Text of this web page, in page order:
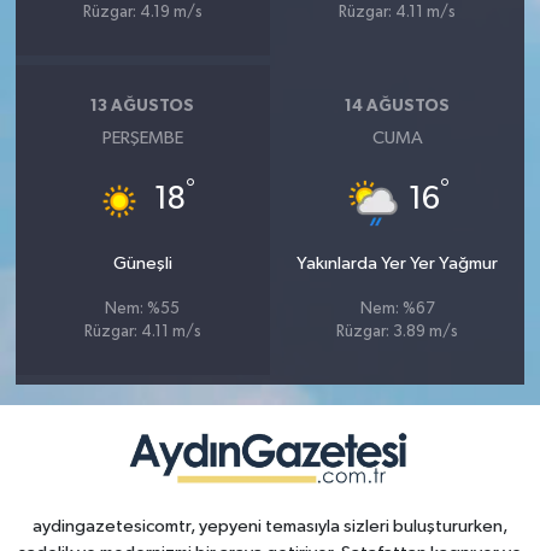
Rüzgar: 4.19 m/s
Rüzgar: 4.11 m/s
13 AĞUSTOS
PERŞEMBE
18°
Güneşli
Nem: %55
Rüzgar: 4.11 m/s
14 AĞUSTOS
CUMA
16°
Yakınlarda Yer Yer Yağmur
Nem: %67
Rüzgar: 3.89 m/s
aydingazetesicomtr, yepyeni temasıyla sizleri buluştururken,